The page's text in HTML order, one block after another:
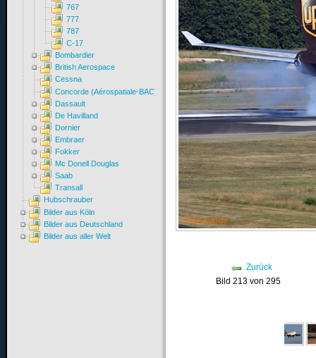
Zurück
Bild 213 von 295
767
777
787
C-17
Bombardier
British Aerospace
Cessna
Concorde (Aérospatiale-BAC)
Dassault
De Havilland
Dornier
Embraer
Fokker
Mc Donell Douglas
Saab
Transall
Hubschrauber
Bilder aus Köln
Bilder aus Deutschland
Bilder aus aller Welt